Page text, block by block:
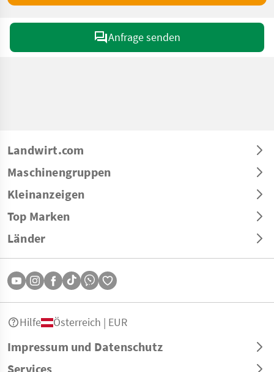
Anfrage senden
Landwirt.com
Maschinengruppen
Kleinanzeigen
Top Marken
Länder
Impressum und Datenschutz
Services
Hilfe Österreich | EUR